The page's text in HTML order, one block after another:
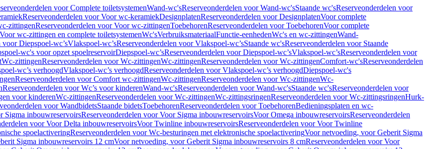
voor Complete toiletsystemenWand-wc'sReserveonderdelen voor Wand-wc'sStaande wc'sReserveonderdelen voor
Reserveonderdelen voor Voor wc-keramiekDesignplatenReserveonderdelen voor DesignplatenVoor complete
zittingenReserveonderdelen voor Voor wc-zittingenToebehorenReserveonderdelen voor ToebehorenVoor complete
Voor wc-zittingen en complete toiletsystemenWc'sVerbruiksmateriaalFunctie-eenhedenWc's en wc-zittingenWand-
voor Diepspoel-wc’sVlakspoel-wc’sReserveonderdelen voor Vlakspoel-wc’sStaande wc'sReserveonderdelen voor Staande
wc's voor opzet spoelreservoirDiepspoel-wc’sReserveonderdelen voor Diepspoel-wc’sVlakspoel-wc’sReserveonderdelen voor
Wc-zittingenReserveonderdelen voor Wc-zittingenWc-zittingenReserveonderdelen voor Wc-zittingenComfort-wc'sReserveonderdelen
wc’s verhoogdVlakspoel-wc’s verhoogdReserveonderdelen voor Vlakspoel-wc’s verhoogdDiepspoel-wc's
Reserveonderdelen voor Comfort wc-zittingenWc-zittingenReserveonderdelen voor Wc-zittingenWc-
Reserveonderdelen voor Wc’s voor kinderenWand-wc'sReserveonderdelen voor Wand-wc'sStaande wc'sReserveonderdelen voor
voor kinderenWc-zittingenReserveonderdelen voor Wc-zittingenWc-zittingsringenReserveonderdelen voor Wc-zittingsringenHurk-
voor WandbidetsStaande bidetsToebehorenReserveonderdelen voor ToebehorenBedieningsplaten en wc-
Sigma inbouwreservoirsReserveonderdelen voor Voor Sigma inbouwreservoirsVoor Omega inbouwreservoirsReserveonderdelen
voor Voor Delta inbouwreservoirsVoor Twinline inbouwreservoirsReserveonderdelen voor Voor Twinline
spoelactiveringReserveonderdelen voor Wc-besturingen met elektronische spoelactiveringVoor netvoeding, voor Geberit Sigma
Sigma inbouwreservoirs 12 cmVoor netvoeding, voor Geberit Sigma inbouwreservoirs 8 cmReserveonderdelen voor Voor